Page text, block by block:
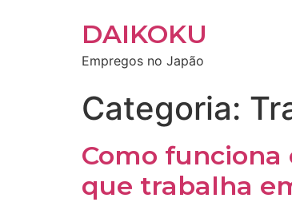
DAIKOKU
Empregos no Japão
Categoria:
Como funciona
que trabalha